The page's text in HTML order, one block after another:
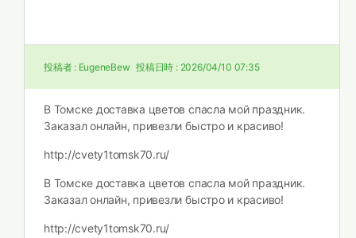
投稿者 : EugeneBew 投稿日時 : 2026/04/10 07:35
В Томске доставка цветов спасла мой праздник.
Заказал онлайн, привезли быстро и красиво!
http://cvety1tomsk70.ru/
В Томске доставка цветов спасла мой праздник.
Заказал онлайн, привезли быстро и красиво!
http://cvety1tomsk70.ru/